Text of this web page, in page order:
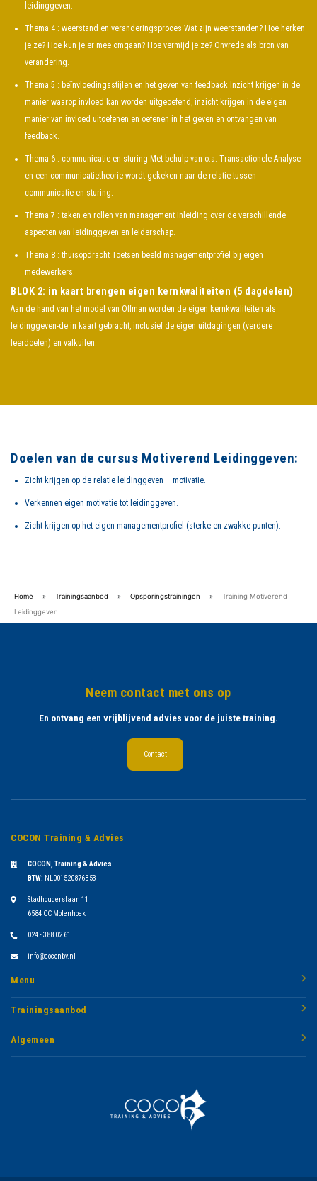
leidinggeven.
Thema 4 : weerstand en veranderingsproces Wat zijn weerstanden? Hoe herken
je ze? Hoe kun je er mee omgaan? Hoe vermijd je ze? Onvrede als bron van
verandering.
Thema 5 : beïnvloedingsstijlen en het geven van feedback Inzicht krijgen in de
manier waarop invloed kan worden uitgeoefend, inzicht krijgen in de eigen
manier van invloed uitoefenen en oefenen in het geven en ontvangen van
feedback.
Thema 6 : communicatie en sturing Met behulp van o.a. Transactionele Analyse
en een communicatietheorie wordt gekeken naar de relatie tussen
communicatie en sturing.
Thema 7 : taken en rollen van management Inleiding over de verschillende
aspecten van leidinggeven en leiderschap.
Thema 8 : thuisopdracht Toetsen beeld managementprofiel bij eigen
medewerkers.
BLOK 2: in kaart brengen eigen kernkwaliteiten (5 dagdelen)
Aan de hand van het model van Offman worden de eigen kernkwaliteiten als
leidinggeven-de in kaart gebracht, inclusief de eigen uitdagingen (verdere
leerdoelen) en valkuilen.
Doelen van de cursus Motiverend Leidinggeven:
Zicht krijgen op de relatie leidinggeven – motivatie.
Verkennen eigen motivatie tot leidinggeven.
Zicht krijgen op het eigen managementprofiel (sterke en zwakke punten).
Home » Trainingsaanbod » Opsporingstrainingen »
Training Motiverend
Leidinggeven
Neem contact met ons op
En ontvang een vrijblijvend advies voor de juiste training.
Contact
COCON Training & Advies
COCON, Training & Advies
BTW: NL001520876B53
Stadhouderslaan 11
6584 CC Molenhoek
024 - 388 02 61
info@coconbv.nl
Menu
Trainingsaanbod
Algemeen